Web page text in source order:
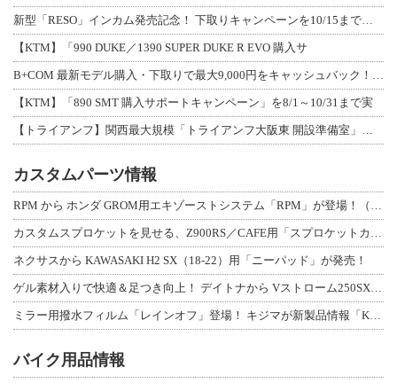
新型「RESO」インカム発売記念！ 下取りキャンペーンを10/15まで延長して開
【KTM】「990 DUKE／1390 SUPER DUKE R EVO 購入サ
B+COM 最新モデル購入・下取りで最大9,000円をキャッシュバック！「B+F
【KTM】「890 SMT 購入サポートキャンペーン」を8/1～10/31まで実
【トライアンフ】関西最大規模「トライアンフ大阪東 開設準備室」がオープン！ 限定
カスタムパーツ情報
RPM から ホンダ GROM用エキゾーストシステム「RPM」が登場！（動画あり
カスタムスプロケットを見せる、Z900RS／CAFE用「スプロケットカバーフルキ
ネクサスから KAWASAKI H2 SX（18-22）用「ニーパッド」が発売！
ゲル素材入りで快適＆足つき向上！ デイトナから Vストローム250SX用「快適ロ
ミラー用撥水フィルム「レインオフ」登場！ キジマが新製品情報「KIJIMA NE
バイク用品情報